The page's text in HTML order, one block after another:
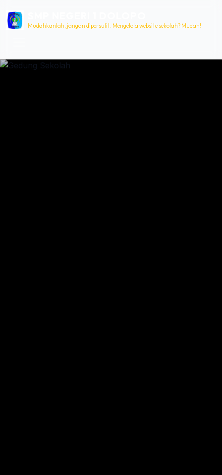
Mudahkanlah, jangan dipersulit. Mengelola website sekolah? Mudah!